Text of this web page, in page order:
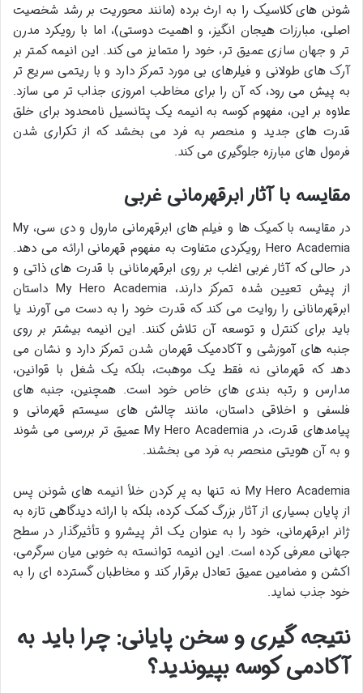
شونن های کلاسیک را به ارث برده (مانند محوریت بر رشد شخصیت
اصلی، مبارزات هیجان انگیز، و اهمیت دوستی)، اما با رویکرد مدرن
تر و جهان سازی عمیق تر، خود را متمایز می کند. این انیمه کمتر بر
آرک های طولانی و فیلرهای بی مورد تمرکز دارد و با ریتمی سریع تر
به پیش می رود، که آن را برای مخاطب امروزی جذاب تر می سازد.
علاوه بر این، مفهوم کوسه به انیمه یک پتانسیل نامحدود برای خلق
قدرت های جدید و منحصر به فرد می بخشد که از تکراری شدن
فرمول های مبارزه جلوگیری می کند.
مقایسه با آثار ابرقهرمانی غربی
در مقایسه با کمیک ها و فیلم های ابرقهرمانی مارول و دی سی، My
Hero Academia رویکردی متفاوت به مفهوم قهرمانی ارائه می دهد.
در حالی که آثار غربی اغلب بر روی ابرقهرمانانی با قدرت های ذاتی و
از پیش تعیین شده تمرکز دارند، My Hero Academia داستان
ابرقهرمانانی را روایت می کند که قدرت خود را به دست می آورند یا
باید برای کنترل و توسعه آن تلاش کنند. این انیمه بیشتر بر روی
جنبه های آموزشی و آکادمیک قهرمان شدن تمرکز دارد و نشان می
دهد که قهرمانی نه فقط یک موهبت، بلکه یک شغل با قوانین،
مدارس و رتبه بندی های خاص خود است. همچنین، جنبه های
فلسفی و اخلاقی داستان، مانند چالش های سیستم قهرمانی و
پیامدهای قدرت، در My Hero Academia عمیق تر بررسی می شوند
و به آن هویتی منحصر به فرد می بخشند.
My Hero Academia نه تنها به پر کردن خلأ انیمه های شونن پس
از پایان بسیاری از آثار بزرگ کمک کرده، بلکه با ارائه دیدگاهی تازه به
ژانر ابرقهرمانی، خود را به عنوان یک اثر پیشرو و تأثیرگذار در سطح
جهانی معرفی کرده است. این انیمه توانسته به خوبی میان سرگرمی،
اکشن و مضامین عمیق تعادل برقرار کند و مخاطبان گسترده ای را به
خود جذب نماید.
نتیجه گیری و سخن پایانی: چرا باید به
آکادمی کوسه بپیوندید؟